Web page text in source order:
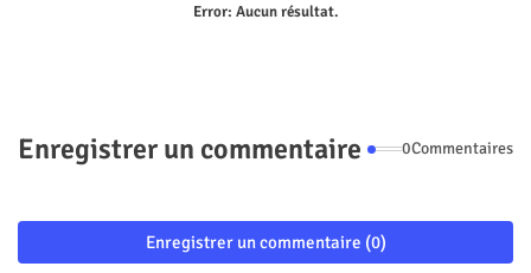
Error: Aucun résultat.
Enregistrer un commentaire 0Commentaires
Enregistrer un commentaire (0)